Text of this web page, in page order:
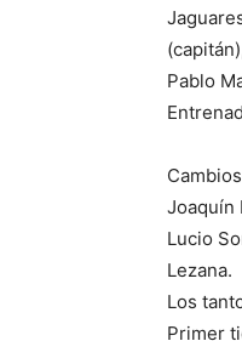
Pablo
Joaquín
Lucio
Lezana.
Los
Primer